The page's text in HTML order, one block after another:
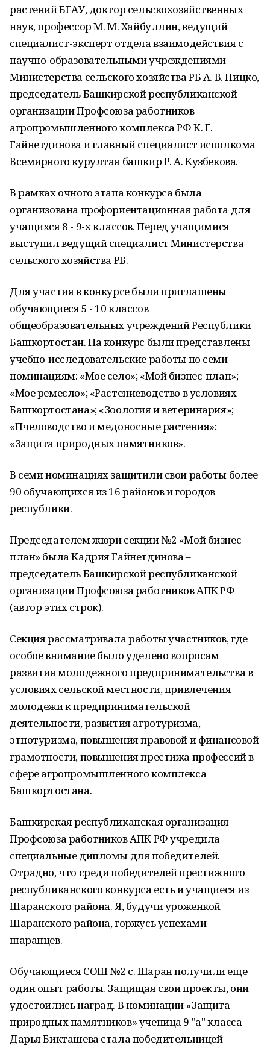
растений БГАУ, доктор сельскохозяйственных
наук, профессор М. М. Хайбуллин, ведущий
специалист-эксперт отдела взаимодействия с
научно-образовательными учреждениями
Министерства сельского хозяйства РБ А. В. Пицко,
председатель Башкирской республиканской
организации Профсоюза работников
агропромышленного комплекса РФ К. Г.
Гайнетдинова и главный специалист исполкома
Всемирного курултая башкир Р. А. Кузбекова.
В рамках очного этапа конкурса была
организована профориентационная работа для
учащихся 8 - 9-х классов. Перед учащимися
выступил ведущий специалист Министерства
сельского хозяйства РБ.
Для участия в конкурсе были приглашены
обучающиеся 5 - 10 классов
общеобразовательных учреждений Республики
Башкортостан. На конкурс были представлены
учебно-исследовательские работы по семи
номинациям: «Мое село»; «Мой бизнес-план»;
«Мое ремесло»; «Растениеводство в условиях
Башкортостана»; «Зоология и ветеринария»;
«Пчеловодство и медоносные растения»;
«Защита природных памятников».
В семи номинациях защитили свои работы более
90 обучающихся из 16 районов и городов
республики.
Председателем жюри секции №2 «Мой бизнес-
план» была Кадрия Гайнетдинова –
председатель Башкирской республиканской
организации Профсоюза работников АПК РФ
(автор этих строк).
Секция рассматривала работы участников, где
особое внимание было уделено вопросам
развития молодежного предпринимательства в
условиях сельской местности, привлечения
молодежи к предпринимательской
деятельности, развития агротуризма,
этнотуризма, повышения правовой и финансовой
грамотности, повышения престижа профессий в
сфере агропромышленного комплекса
Башкортостана.
Башкирская республиканская организация
Профсоюза работников АПК РФ учредила
специальные дипломы для победителей.
Отрадно, что среди победителей престижного
республиканского конкурса есть и учащиеся из
Шаранского района. Я, будучи уроженкой
Шаранского района, горжусь успехами
шаранцев.
Обучающиеся СОШ №2 с. Шаран получили еще
один опыт работы. Защищая свои проекты, они
удостоились наград. В номинации «Защита
природных памятников» ученица 9 "а" класса
Дарья Бикташева стала победительницей